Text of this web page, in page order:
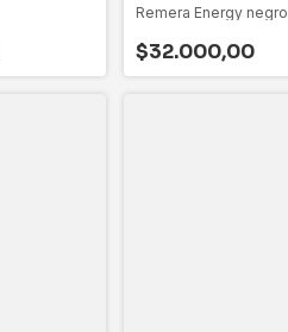
Remera Energy negro
$32.000,00